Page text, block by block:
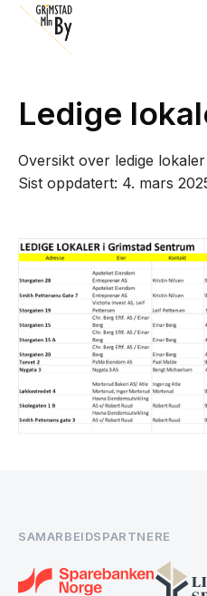
Ledige
Oversikt over ledige
Sist oppdatert: 4. mars
SAMARBEIDSPARTNERE